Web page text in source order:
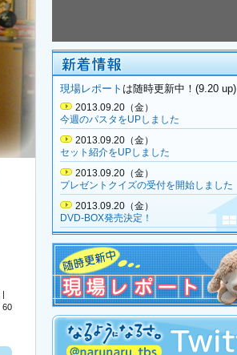
|
60
現場レポート は随時更新中！(9.20 up)
2013.09.20（金）
今週のパスタをUPしました
2013.09.20（金）
セット紹介をUPしました
2013.09.20（金）
プレゼントクイズの受付を開始しました
2013.09.20（金）
DVD-BOX発売決定！
2013.09.13（金）
人物相関図をUPしました
2013.09.13（金）
あらすじをUPしました
2013.09.09（月）
番宣情報をUPしました
2013.09.06（金）
今晩のメニューの受付を開始しました